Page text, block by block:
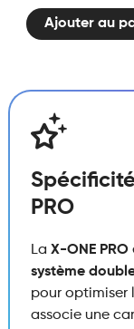
ONE
PRO
Myrtille
Grenade
Ice
Ajouter au
PRO
La X-ONE PRO
système
pour optimiser
associe une